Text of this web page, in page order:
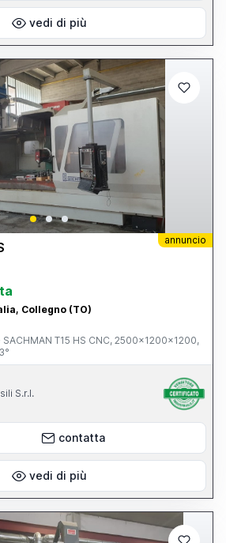
vedi di più
annuncio
Collegno (TO)
T15 HS CNC, 2500x1200x1200,
S.r.l.
contatta
vedi di più